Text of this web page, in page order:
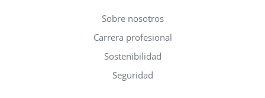
Sobre nosotros
Carrera profesional
Sostenibilidad
Seguridad